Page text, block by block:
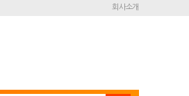
회사소개